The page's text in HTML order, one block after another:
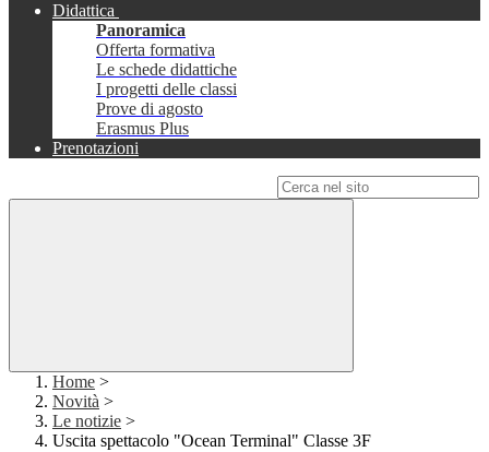
Didattica
Panoramica
Offerta formativa
Le schede didattiche
I progetti delle classi
Prove di agosto
Erasmus Plus
Prenotazioni
Home >
Novità >
Le notizie >
Uscita spettacolo "Ocean Terminal" Classe 3F